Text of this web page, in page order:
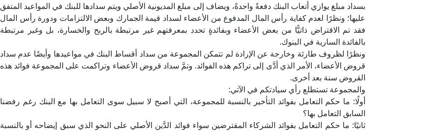
بسداد مبلغ يوازي أتعاب البنك دفعةً واحدةً، ويضاف إلى مبلغ المديونية الأصلي ويتم سدادها للبنك في المواعيد المتفق
عليها؛ ونظرًا لعدم كفاية رأس المال المدفوع من الأعضاء لسداد قيمة الجمارك وبعض الالتزامات ودورة رأس المال
فقد تم الاقتراض ذاتيًّا من بعض الأعضاء وبفائدةٍ تحدد بمعرفتهم غير مرتبطة بالربح والخسارة، بل وغير مرتبطة
بالفائدة السارية في البنوك.
ونظرًا لظروف طارئة وخارجة عن الإرادة لم تتمكن المجموعة من سداد أقساط البنك في مواعيدها وأيضًا عدم سداد
قروض الأعضاء، الأمر الذي أدَّى إلى تراكم هذه الفوائد. وتمَّ سداد قروض الأعضاء وتراكمت على المجموعة فوائد هذه
القروض سنة بعد أخرى.
والمجموعة تستطلع رأي سيادتكم في الآتي:
أولًا: ما حكم التعامل بفوائد التأخير بالنسبة للمجموعة، التي أصبح لا سبيل سوى التعامل بها مع البنك رغم رفضنا
السابق التعامل بها؟
ثانيًا: ما حكم التعامل بفوائد الشركاء المقترضين سواء فوائد الدَّين الأصلي على النحو الذي سبق إيضاحه أو بالنسبة